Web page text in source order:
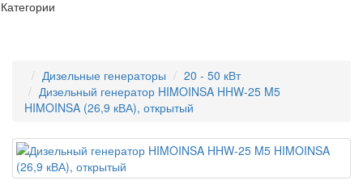
Категории
Дизельные генераторы
20 - 50 кВт
Дизельный генератор HIMOINSA HHW-25 M5
HIMOINSA (26,9 кВА), открытый